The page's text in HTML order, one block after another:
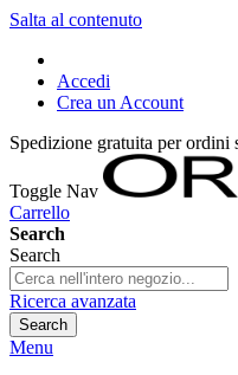
Salta al contenuto
Accedi
Crea un Account
Spedizione gratuita per ordini
Toggle Nav
Carrello
Search
Search
Ricerca avanzata
Search
Menu